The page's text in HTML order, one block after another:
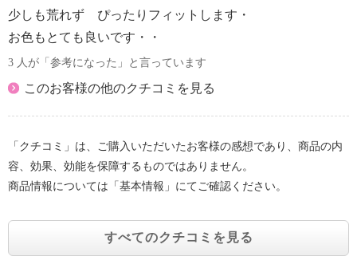
少しも荒れず ぴったりフィットします・
お色もとても良いです・・
3 人が「参考になった」と言っています
このお客様の他のクチコミを見る
「クチコミ」は、ご購入いただいたお客様の感想であり、商品の内
容、効果、効能を保障するものではありません。
商品情報については「基本情報」にてご確認ください。
すべてのクチコミを見る